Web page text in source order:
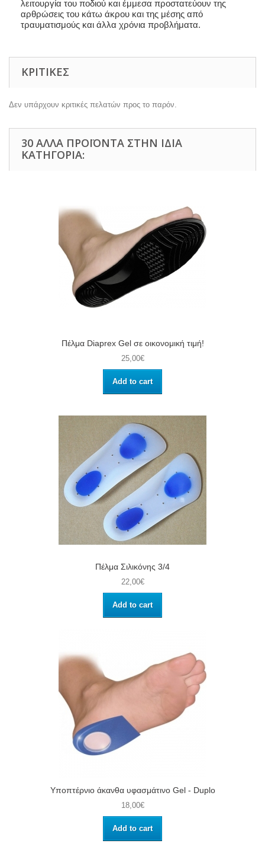
λειτουργία του ποδιού και έμμεσα προστατεύουν της
αρθρώσεις του κάτω άκρου και της μέσης από
τραυματισμούς και άλλα χρόνια προβλήματα.
ΚΡΙΤΙΚΈΣ
Δεν υπάρχουν κριτικές πελατών προς το παρόν.
30 ΆΛΛΑ ΠΡΟΪΌΝΤΑ ΣΤΗΝ ΊΔΙΑ
ΚΑΤΗΓΟΡΊΑ:
Πέλμα Diaprex Gel σε οικονομική τιμή!
25,00€
Add to cart
Πέλμα Σιλικόνης 3/4
22,00€
Add to cart
Υποπτέρνιο άκανθα υφασμάτινο Gel - Duplo
18,00€
Add to cart